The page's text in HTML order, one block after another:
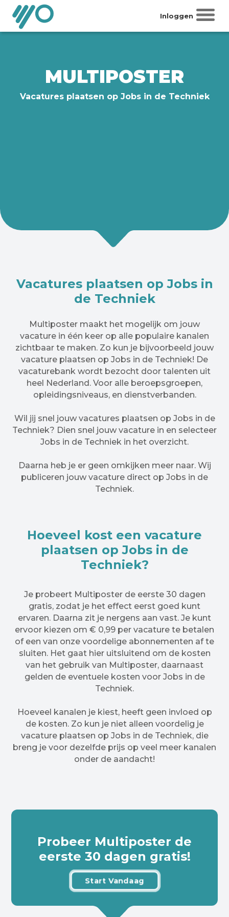
Inloggen
MULTIPOSTER
Vacatures plaatsen op Jobs in de Techniek
Vacatures plaatsen op Jobs in
de Techniek
Multiposter maakt het mogelijk om jouw
vacature in één keer op alle populaire kanalen
zichtbaar te maken. Zo kun je bijvoorbeeld jouw
vacature plaatsen op Jobs in de Techniek! De
vacaturebank wordt bezocht door talenten uit
heel Nederland. Voor alle beroepsgroepen,
opleidingsniveaus, en dienstverbanden.
Wil jij snel jouw vacatures plaatsen op Jobs in de
Techniek? Dien snel jouw vacature in en selecteer
Jobs in de Techniek in het overzicht.
Daarna heb je er geen omkijken meer naar. Wij
publiceren jouw vacature direct op Jobs in de
Techniek.
Hoeveel kost een vacature
plaatsen op Jobs in de
Techniek?
Je probeert Multiposter de eerste 30 dagen
gratis, zodat je het effect eerst goed kunt
ervaren. Daarna zit je nergens aan vast. Je kunt
ervoor kiezen om € 0,99 per vacature te betalen
of een van onze voordelige abonnementen af te
sluiten. Het gaat hier uitsluitend om de kosten
van het gebruik van Multiposter, daarnaast
gelden de eventuele kosten voor Jobs in de
Techniek.
Hoeveel kanalen je kiest, heeft geen invloed op
de kosten. Zo kun je niet alleen voordelig je
vacature plaatsen op Jobs in de Techniek, die
breng je voor dezelfde prijs op veel meer kanalen
onder de aandacht!
Probeer Multiposter de
eerste 30 dagen gratis!
Start Vandaag